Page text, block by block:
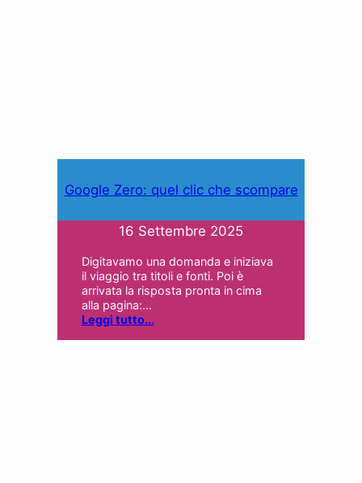
Google Zero: quel clic che scompare
16 Settembre 2025
Digitavamo una domanda e iniziava
il viaggio tra titoli e fonti. Poi è
arrivata la risposta pronta in cima
alla pagina:…
Leggi tutto...